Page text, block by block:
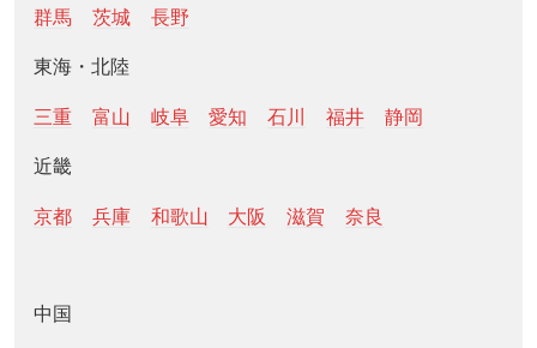
群馬
茨城 長野
東海・北陸
三重 富山 岐阜 愛知 石川 福井 静岡
近畿
京都 兵庫 和歌山 大阪 滋賀 奈良
中国